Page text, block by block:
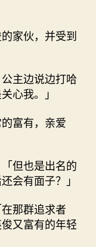
家伙，并受到
主边说边打哈
心我。」
富有，亲爱
但也是出名的
会有面子？」
那群追求者
又富有的年轻